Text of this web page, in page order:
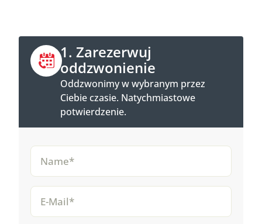
1. Zarezerwuj
oddzwonienie
Oddzwonimy w wybranym przez
Ciebie czasie. Natychmiastowe
potwierdzenie.